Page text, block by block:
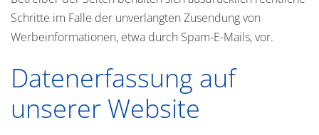
Schritte im Falle der unverlangten Zusendung von
Werbeinformationen, etwa durch Spam-E-Mails, vor.
Datenerfassung auf
unserer Website